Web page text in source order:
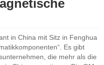
in China mit Sitz in Fenghua
Es gibt
die mehr als die